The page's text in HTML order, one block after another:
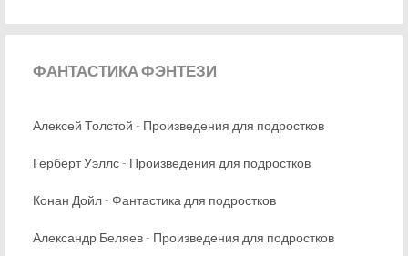
ФАНТАСТИКАФЭНТЕЗИ
Алексей Толстой - Произведения для подростков
Герберт Уэллс - Произведения для подростков
Конан Дойл - Фантастика для подростков
Александр Беляев - Произведения для подростков